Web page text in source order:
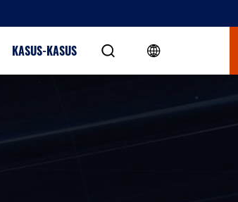
KASUS-KASUS